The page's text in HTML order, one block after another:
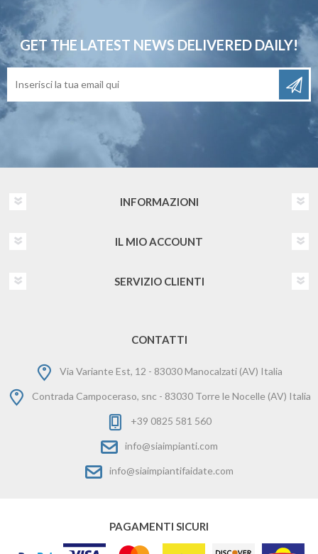
GET THE LATEST NEWS DELIVERED DAILY!
INFORMAZIONI
IL MIO ACCOUNT
SERVIZIO CLIENTI
CONTATTI
Via Variante Est, 12 - 83030 Manocalzati (AV) Italia
Contrada Campoceraso, snc - 83030 Torre le Nocelle (AV) Italia
+39 0825 581 560
info@siaimpianti.com
info@siaimpiantifaidate.com
PAGAMENTI SICURI